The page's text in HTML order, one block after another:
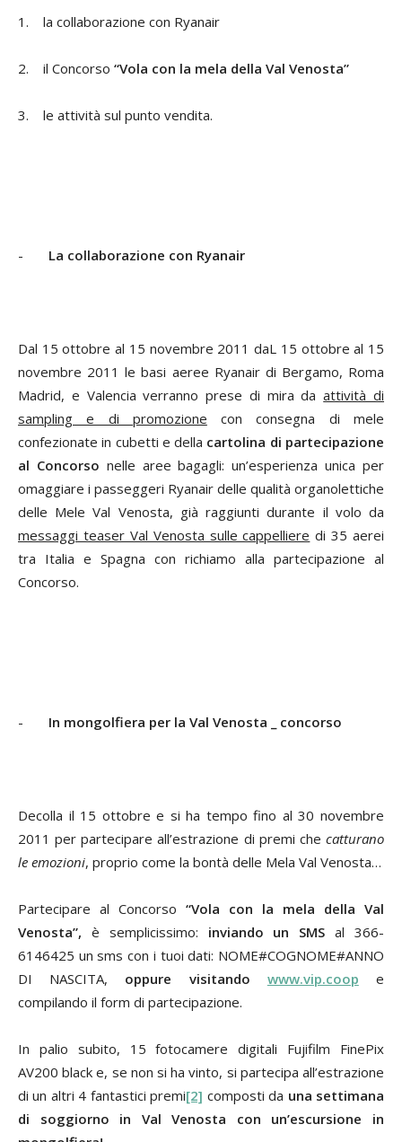
1. la collaborazione con Ryanair
2. il Concorso “Vola con la mela della Val Venosta”
3. le attività sul punto vendita.
- La collaborazione con Ryanair
Dal 15 ottobre al 15 novembre 2011 daL 15 ottobre al 15
novembre 2011 le basi aeree Ryanair di Bergamo, Roma
Madrid, e Valencia verranno prese di mira daattività di
sampling e di promozione con consegna di mele
confezionate in cubetti e della cartolina di partecipazione
al Concorso nelle aree bagagli: un’esperienza unica per
omaggiare i passeggeri Ryanair delle qualità organolettiche
delle Mele Val Venosta, già raggiunti durante il volo da
messaggi teaser Val Venosta sulle cappelliere di 35 aerei
tra Italia e Spagna con richiamo alla partecipazione al
Concorso.
- In mongolfiera per la Val Venosta _ concorso
Decolla il 15 ottobre e si ha tempo fino al 30 novembre
2011 per partecipare all’estrazione di premi che catturano
le emozioni, proprio come la bontà delle Mela Val Venosta…
Partecipare al Concorso “Vola con la mela della Val
Venosta”, è semplicissimo: inviando un SMS al 366-
6146425 un sms con i tuoi dati: NOME#COGNOME#ANNO
DI NASCITA, oppure visitando www.vip.coop e
compilando il form di partecipazione.
In palio subito, 15 fotocamere digitali Fujifilm FinePix
AV200 black e, se non si ha vinto, si partecipa all’estrazione
di un altri 4 fantastici premi[2] composti da una settimana
di soggiorno in Val Venosta con un’escursione in